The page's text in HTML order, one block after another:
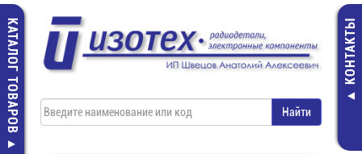
КАТАЛОГ ТОВАРОВ КОНТАКТЫ